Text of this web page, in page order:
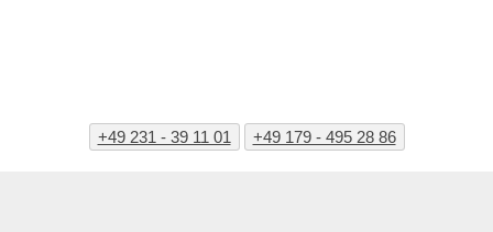
+49 231 - 39 11 01 +49 179 - 495 28 86